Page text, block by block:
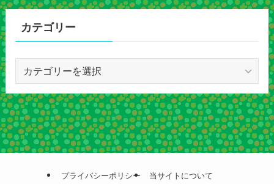
イ
カテゴリー
ゴ
リ
ー
プライバシーポリシー 当サイトについて